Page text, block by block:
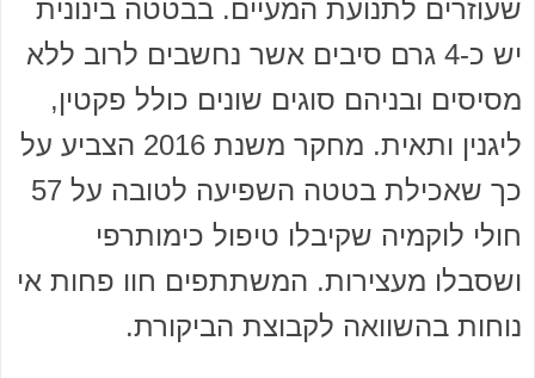
שעוזרים לתנועת המעיים. בבטטה בינונית
יש כ-4 גרם סיבים אשר נחשבים לרוב ללא
מסיסים ובניהם סוגים שונים כולל פקטין,
ליגנין ותאית. מחקר משנת 2016 הצביע על
כך שאכילת בטטה השפיעה לטובה על 57
חולי לוקמיה שקיבלו טיפול כימותרפי
ושסבלו מעצירות. המשתתפים חוו פחות אי
נוחות בהשוואה לקבוצת הביקורת.